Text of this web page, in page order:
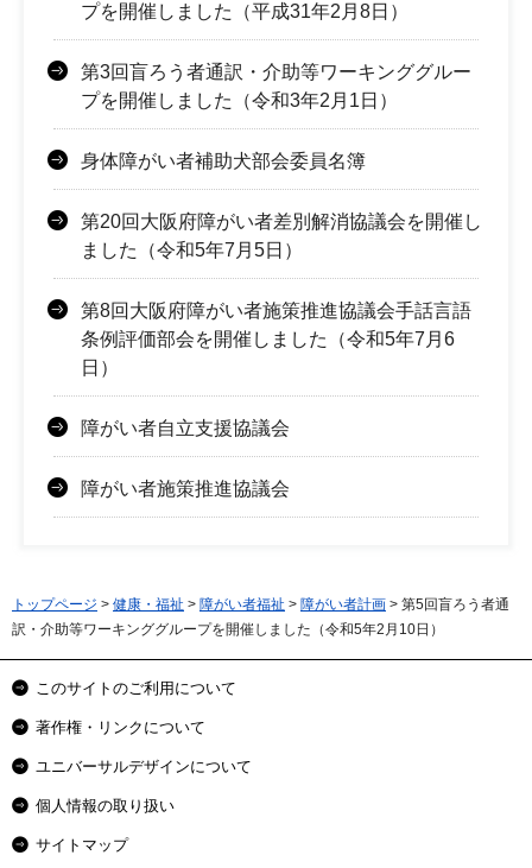
プを開催しました（平成31年2月8日）
第3回盲ろう者通訳・介助等ワーキンググルー
プを開催しました（令和3年2月1日）
身体障がい者補助犬部会委員名簿
第20回大阪府障がい者差別解消協議会を開催し
ました（令和5年7月5日）
第8回大阪府障がい者施策推進協議会手話言語
条例評価部会を開催しました（令和5年7月6
日）
障がい者自立支援協議会
障がい者施策推進協議会
トップページ > 健康・福祉 > 障がい者福祉 > 障がい者計画 > 第5回盲ろう者通
訳・介助等ワーキンググループを開催しました（令和5年2月10日）
このサイトのご利用について
著作権・リンクについて
ユニバーサルデザインについて
個人情報の取り扱い
サイトマップ